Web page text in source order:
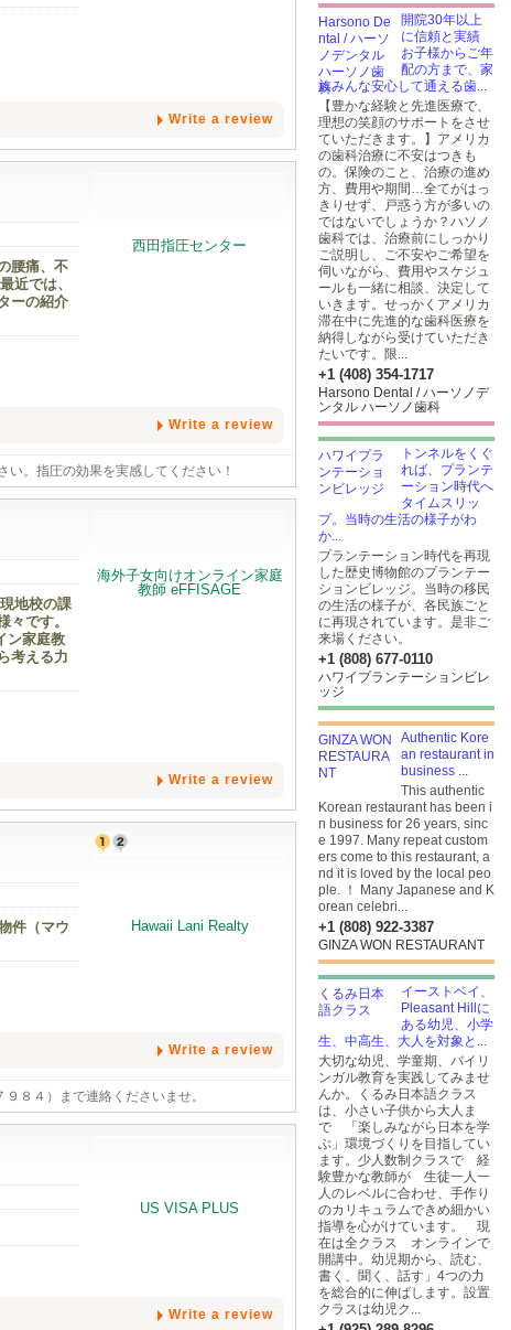
Write a review
腰痛、不
近では、
ーの紹介
Write a review
。指圧の効果を実感してください！
地校の課
です。
ン家庭教
考える力
Write a review
件（マウ
Write a review
８４）まで連絡くださいませ。
Write a review
開院30年以上
に信頼と実績
お子様からご年
配の方まで、家
族みんな安心して通える歯...
【豊かな経験と先進医療で、
理想の笑顔のサポートをさせ
ていただきます。】アメリカ
の歯科治療に不安はつきも
の。保険のこと、治療の進め
方、費用や期間…全てがはっ
きりせず、戸惑う方が多いの
ではないでしょうか？ハソノ
歯科では、治療前にしっかり
ご説明し、ご不安やご希望を
伺いながら、費用やスケジュ
ールも一緒に相談、決定して
いきます。せっかくアメリカ
滞在中に先進的な歯科医療を
納得しながら受けていただき
たいです。限...
+1 (408) 354-1717
Harsono Dental / ハーソノデ
ンタル ハーソノ歯科
トンネルをくぐ
れば、プランテ
ーション時代へ
タイムスリッ
プ。当時の生活の様子がわ
か...
プランテーション時代を再現
した歴史博物館のプランテー
ションビレッジ。当時の移民
の生活の様子が、各民族ごと
に再現されています。是非ご
来場ください。
+1 (808) 677-0110
ハワイプランテーションビレ
ッジ
Authentic Kore
an restaurant in
business ...
This authentic
Korean restaurant has been i
n business for 26 years, sinc
e 1997. Many repeat custom
ers come to this restaurant, a
nd it is loved by the local peo
ple. ！ Many Japanese and K
orean celebri...
+1 (808) 922-3387
GINZA WON RESTAURANT
イーストベイ、
Pleasant Hillに
ある幼児、小学
生、中高生、大人を対象と...
大切な幼児、学童期、バイリ
ンガル教育を実践してみませ
んか。くるみ日本語クラス
は、小さい子供から大人ま
で 「楽しみながら日本を学
ぶ」環境づくりを目指してい
ます。少人数制クラスで 経
験豊かな教師が 生徒一人一
人のレベルに合わせ、手作り
のカリキュラムできめ細かい
指導を心がけています。 現
在は全クラス オンラインで
開講中。幼児期から、読む、
書く、聞く、話す」4つの力
を総合的に伸ばします。設置
クラスは幼児ク...